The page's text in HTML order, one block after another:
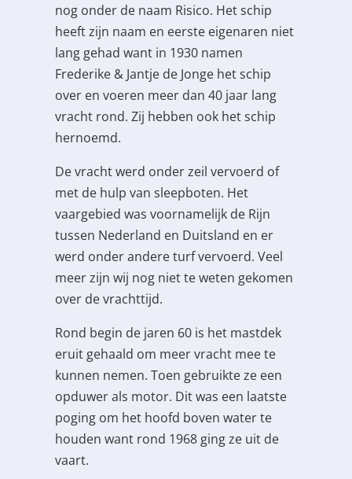
nog onder de naam Risico. Het schip
heeft zijn naam en eerste eigenaren niet
lang gehad want in 1930 namen
Frederike & Jantje de Jonge het schip
over en voeren meer dan 40 jaar lang
vracht rond. Zij hebben ook het schip
hernoemd.
De vracht werd onder zeil vervoerd of
met de hulp van sleepboten. Het
vaargebied was voornamelijk de Rijn
tussen Nederland en Duitsland en er
werd onder andere turf vervoerd. Veel
meer zijn wij nog niet te weten gekomen
over de vrachttijd.
Rond begin de jaren 60 is het mastdek
eruit gehaald om meer vracht mee te
kunnen nemen. Toen gebruikte ze een
opduwer als motor. Dit was een laatste
poging om het hoofd boven water te
houden want rond 1968 ging ze uit de
vaart.